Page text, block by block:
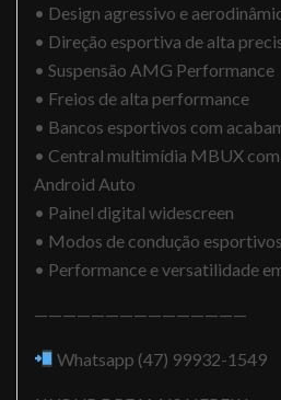
• Design agressivo e
• Direção esportiva de alta
• Suspensão AMG Performance
• Freios de alta performance
• Bancos esportivos com
• Central multimídia MBUX
Android Auto
• Painel digital widescreen
• Modos de condução esportivos
• Performance e versatilidade
———————————————
Whatsapp (47) 99932-1549